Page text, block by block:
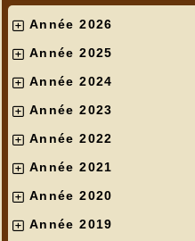
Année 2026
Année 2025
Année 2024
Année 2023
Année 2022
Année 2021
Année 2020
Année 2019